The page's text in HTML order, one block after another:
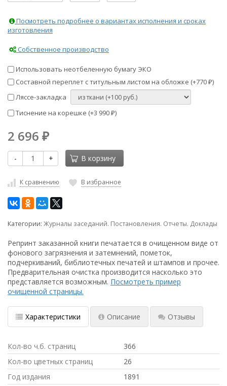
Посмотреть подробнее о вариантах исполнения и сроках
изготовления
Собственное производство
Использовать неотбеленную бумагу ЭКО
Составной переплет с титульным листом на обложке (+770 ₽)
Ляссе-закладка
Тиснение на корешке (+3 990 ₽)
2 696 ₽
- + В корзину
К сравнению В избранное
Категории: Журналы заседаний. Постановления. Отчеты. Доклады
Репринт заказанной книги печатается в очищенном виде от
фонового загрязнения и затемнений, пометок,
подчеркиваний, библиотечных печатей и штампов и прочее.
Предварительная очистка производится насколько это
представляется возможным. Посмотреть пример
очищенной страницы.
Характеристики Описание Отзывы
Кол-во ч.б. страниц
366
Кол-во цветных страниц
26
Год издания
1891